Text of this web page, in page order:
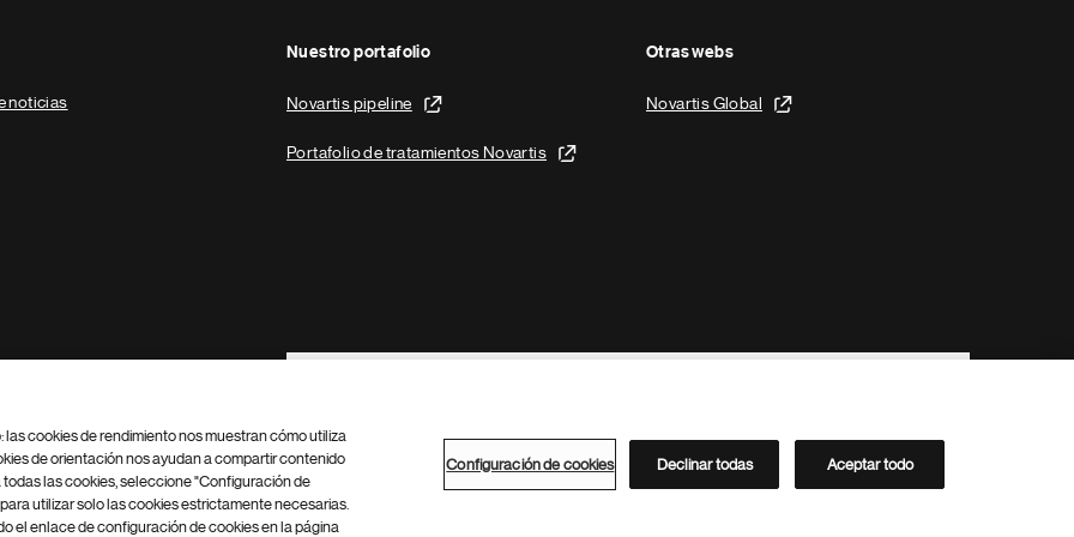
noticias
Nuestro portafolio
Novartis pipeline
Portafolio de tratamientos Novartis
Otras webs
Novartis Global
Footer Site Search
Configuración de cookies Mapa del sitio
Directorio de Novartis
cookies de rendimiento nos muestran cómo utiliza
de orientación nos ayudan a compartir contenido
las cookies, seleccione "Configuración de
utilizar solo las cookies estrictamente necesarias.
el enlace de configuración de cookies en la página
Configuración de cookies Declinar todas Aceptar todo